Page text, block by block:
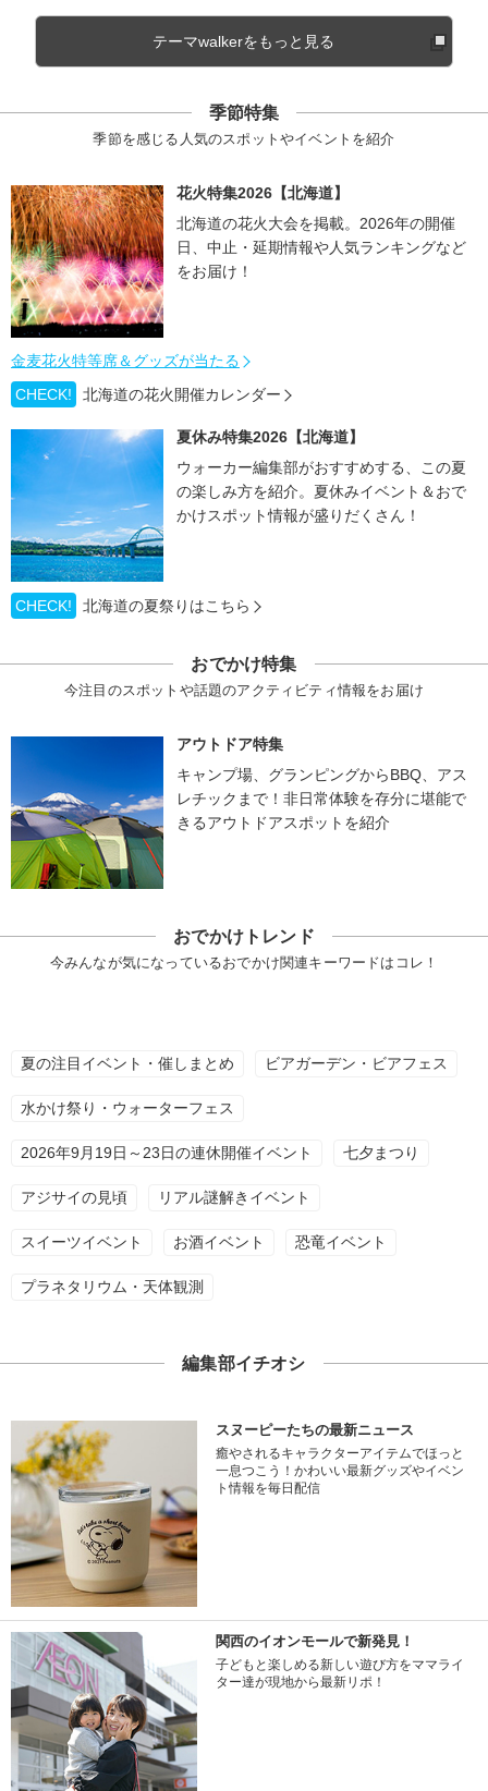
テーマwalkerをもっと見る
季節特集
季節を感じる人気のスポットやイベントを紹介
花火特集2026【北海道】
北海道の花火大会を掲載。2026年の開催
日、中止・延期情報や人気ランキングなど
をお届け！
金麦花火特等席＆グッズが当たる
CHECK!
北海道の花火開催カレンダー
夏休み特集2026【北海道】
ウォーカー編集部がおすすめする、この夏
の楽しみ方を紹介。夏休みイベント＆おで
かけスポット情報が盛りだくさん！
CHECK! 北海道の夏祭りはこちら
おでかけ特集
今注目のスポットや話題のアクティビティ情報をお届け
アウトドア特集
キャンプ場、グランピングからBBQ、アス
レチックまで！非日常体験を存分に堪能で
きるアウトドアスポットを紹介
おでかけトレンド
今みんなが気になっているおでかけ関連キーワードはコレ！
夏の注目イベント・催しまとめ ビアガーデン・ビアフェス
水かけ祭り・ウォーターフェス
2026年9月19日～23日の連休開催イベント 七夕まつり
アジサイの見頃 リアル謎解きイベント
スイーツイベント お酒イベント 恐竜イベント
プラネタリウム・天体観測
編集部イチオシ
スヌーピーたちの最新ニュース
癒やされるキャラクターアイテムでほっと
一息つこう！かわいい最新グッズやイベン
ト情報を毎日配信
関西のイオンモールで新発見！
子どもと楽しめる新しい遊び方をママライ
ター達が現地から最新リポ！